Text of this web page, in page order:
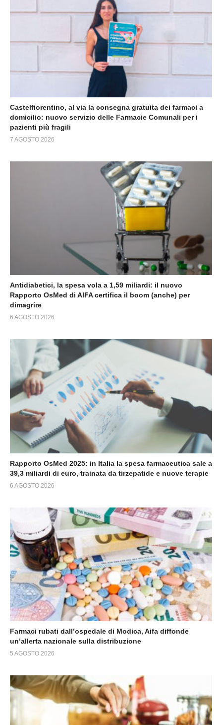
Castelfiorentino, al via la consegna gratuita dei farmaci a
domicilio: nuovo servizio delle Farmacie Comunali per i
pazienti più fragili
7 AGOSTO 2026
Antidiabetici, la spesa vola a 1,59 miliardi: il nuovo
Rapporto OsMed di AIFA certifica il boom (anche) per
dimagrire
6 AGOSTO 2026
Rapporto OsMed 2025: in Italia la spesa farmaceutica sale a
39,3 miliardi di euro, trainata da tirzepatide e nuove terapie
6 AGOSTO 2026
Farmaci rubati dall’ospedale di Modica, Aifa diffonde
un’allerta nazionale sulla distribuzione
5 AGOSTO 2026